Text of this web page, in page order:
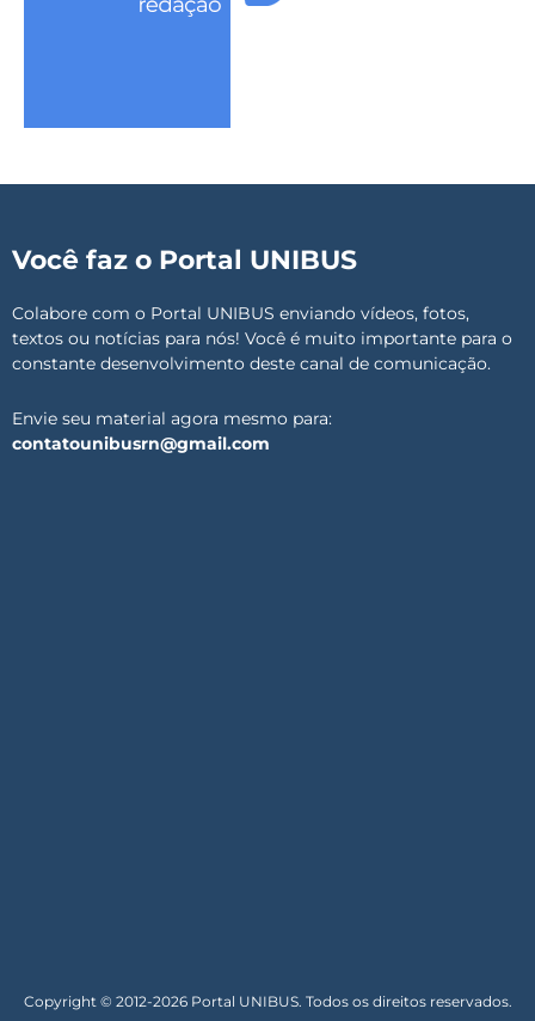
Você faz o Portal UNIBUS
Colabore com o Portal UNIBUS enviando vídeos, fotos,
textos ou notícias para nós! Você é muito importante para o
constante desenvolvimento deste canal de comunicação.
Envie seu material agora mesmo para:
contatounibusrn@gmail.com
Copyright © 2012-2026 Portal UNIBUS. Todos os direitos reservados.